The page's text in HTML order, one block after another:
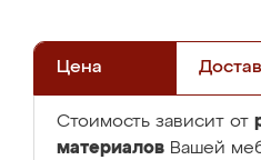
Цена
Стоимость зависит от
материалов Вашей